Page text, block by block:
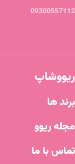
09300557112
ریووشاپ
برند ها
مجله ریوو
تماس با ما